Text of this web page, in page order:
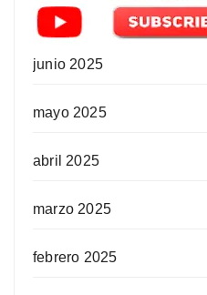
junio 2025
mayo 2025
abril 2025
marzo 2025
febrero 2025